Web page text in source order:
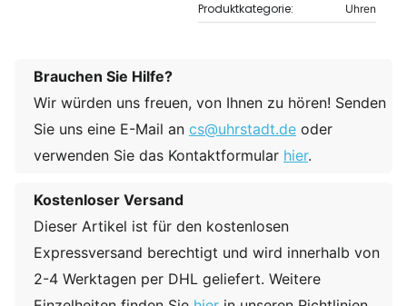
Produktkategorie: Uhren
Brauchen Sie Hilfe?
Wir würden uns freuen, von Ihnen zu hören! Senden
Sie uns eine E-Mail an cs@uhrstadt.de oder
verwenden Sie das Kontaktformular hier.
Kostenloser Versand
Dieser Artikel ist für den kostenlosen
Expressversand berechtigt und wird innerhalb von
2-4 Werktagen per DHL geliefert. Weitere